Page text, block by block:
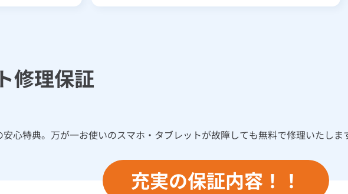
修理保証
安心特典。万が一お使いのスマホ・タブレットが故障しても無料で修理いたしま
充実の保証内容！！